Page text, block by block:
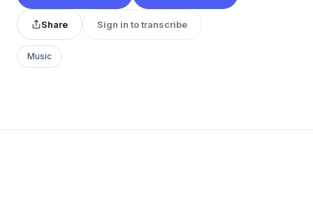
Share Sign in to transcribe
Music